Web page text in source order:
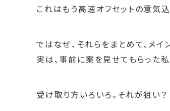
これはもう高速オフセットの意気
ではなぜ、それらをまとめて、メイ
実は、事前に案を見せてもらった
受け取り方いろいろ。それが狙い？